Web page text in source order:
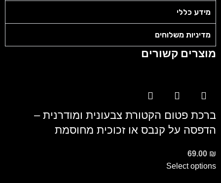
מידע כללי
מדיניות משלוחים
מוצרים קשורים
ברכת פטום הקטורת צבעונית ומודרנית –
הדפסה על קנבס או זכוכית מחוסמת
69.00 ₪
Select options